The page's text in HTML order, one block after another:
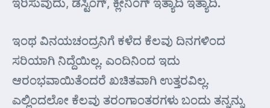
ಇಂಥ ವಿನಯಚಂದ್ರನಿಗೆ ಕಳೆದ ಕೆಲವು ದಿನಗಳಿಂದ
ಸರಿಯಾಗಿ ನಿದ್ದೆಯಿಲ್ಲ. ಎಂದಿನಿಂದ ಇದು
ಆರಂಭವಾಯಿತೆಂದರೆ ಖಚಿತವಾಗಿ ಉತ್ತರವಿಲ್ಲ.
ಎಲ್ಲಿಂದಲೋ ಕೆಲವು ತರಂಗಾಂತರಗಳು ಬಂದು ತನ್ನನ್ನು